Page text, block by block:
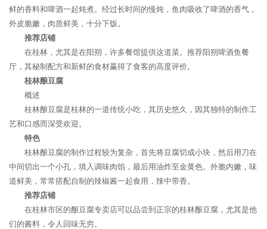
鲜的香料和啤酒一起炖煮。经过长时间的慢炖，鱼肉吸收了啤酒的香气，
外皮脆嫩，肉质鲜美，十分下饭。
推荐店铺
在桂林，尤其是在阳朔，许多餐馆提供这道菜。推荐阳朔啤酒鱼餐
厅，其秘制配方和新鲜的食材赢得了食客的高度评价。
桂林酿豆腐
概述
桂林酿豆腐是桂林的一道传统小吃，其历史悠久，因其独特的制作工
艺和口感而深受欢迎。
特色
桂林酿豆腐的制作过程较为复杂，首先将豆腐切成小块，然后用刀在
中间切出一个小孔，填入调味肉馅，最后用油炸至金黄色。外脆内嫩，味
道鲜美，常常搭配自制的辣椒酱一起食用，辣中带香。
推荐店铺
在桂林市区的酿豆腐专卖店可以品尝到正宗的桂林酿豆腐，尤其是他
们的酱料，令人回味无穷。